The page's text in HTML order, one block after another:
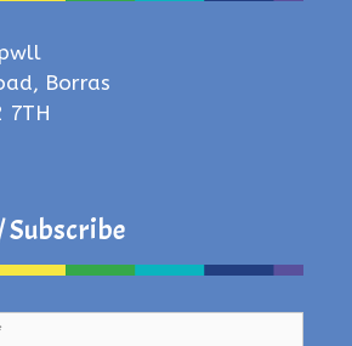
Borras
7TH